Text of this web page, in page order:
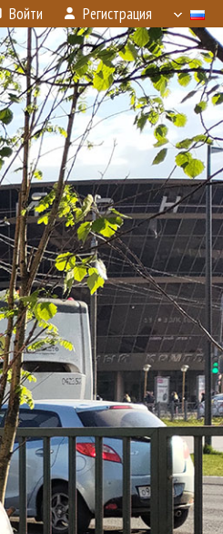
Войти Регистрация